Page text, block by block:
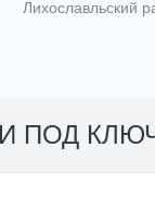
Лихославльский
ПОД